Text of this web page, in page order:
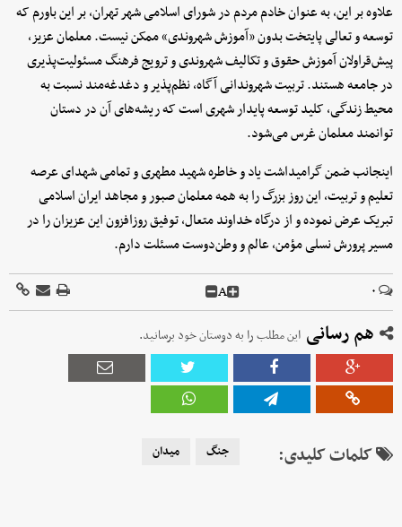
علاوه بر این، به عنوان خادم مردم در شورای اسلامی شهر تهران، بر این باورم که
توسعه و تعالی پایتخت بدون «آموزش شهروندی» ممکن نیست. معلمان عزیز،
پیش‌قراولان آموزش حقوق و تکالیف شهروندی و ترویج فرهنگ مسئولیت‌پذیری
در جامعه هستند. تربیت شهروندانی آگاه، نظم‌پذیر و دغدغه‌مند نسبت به
محیط زندگی، کلید توسعه پایدار شهری است که ریشه‌های آن در دستان
توانمند معلمان غرس می‌شود.
اینجانب ضمن گرامیداشت یاد و خاطره شهید مطهری و تمامی شهدای عرصه
تعلیم و تربیت، این روز بزرگ را به همه معلمان صبور و مجاهد ایران اسلامی
تبریک عرض نموده و از درگاه خداوند متعال، توفیق روزافزون این عزیزان را در
مسیر پرورش نسلی مؤمن، عالم و وطن‌دوست مسئلت دارم.
۰ A
هم رسانی این مطلب را به دوستان خود برسانید.
کلمات کلیدی: جنگ میدان